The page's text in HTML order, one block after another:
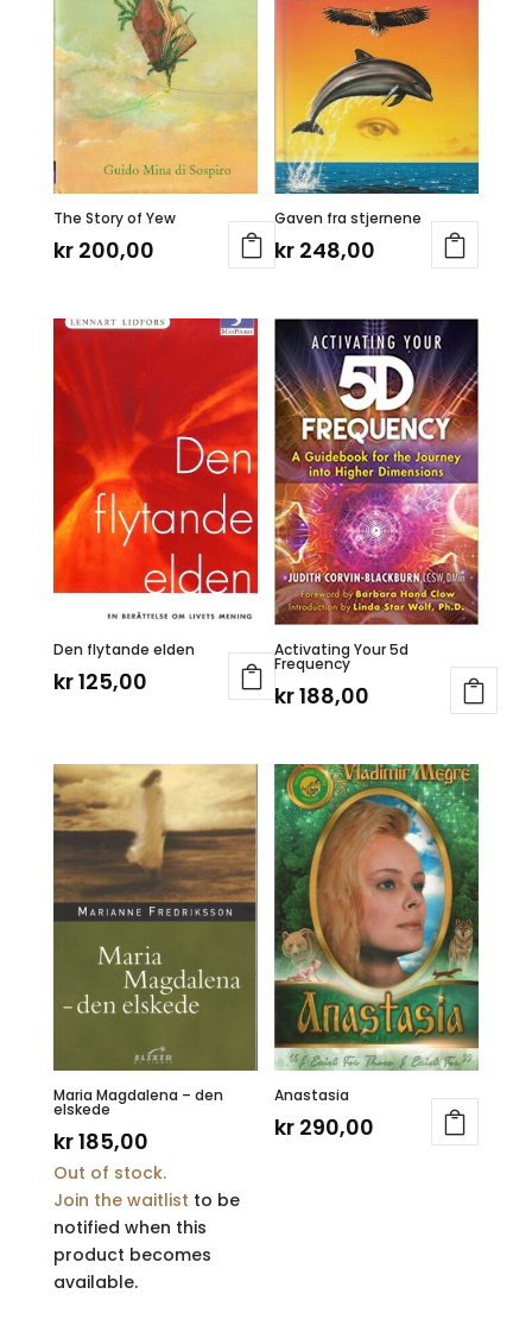
The Story of Yew
kr200,00
Gaven fra stjernene
kr 248,00
Den flytande elden
kr125,00
Activating Your 5d
Frequency
kr188,00
Maria Magdalena – den
elskede
kr185,00
Out of stock.
Join the waitlist to be
notified when this
product becomes
available.
Anastasia
kr 290,00